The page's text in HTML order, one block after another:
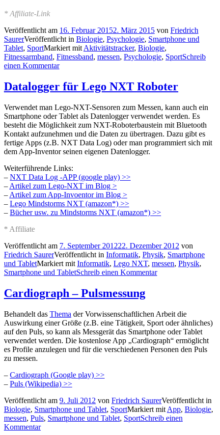
* Affiliate-Link
Veröffentlicht am 16. Februar 20152. März 2015 von Friedrich
SaurerVeröffentlicht in Biologie, Psychologie, Smartphone und
Tablet, SportMarkiert mit Aktivitätstracker, Biologie,
Fitnessarmband, Fitnessband, messen, Psychologie, SportSchreib
einen Kommentar
Datalogger für Lego NXT Roboter
Verwendet man Lego-NXT-Sensoren zum Messen, kann auch ein
Smartphone oder Tablet als Datenlogger verwendet werden. Es
besteht die Möglichkeit zum NXT-Roboterbaustein mit Bluetooth
Kontakt aufzunehmen und die Daten zu übertragen. Dazu gibt es
fertige Apps (z.B. NXT Data Log) oder man programmiert sich mit
dem App-Inventor seinen eigenen Datenlogger.
Weiterführende Links:
– NXT Data Log -APP (google play) >>
– Artikel zum Lego-NXT im Blog >
– Artikel zum App-Invoentor im Blog >
– Lego Mindstorms NXT (amazon*) >>
– Bücher usw. zu Mindstorms NXT (amazon*) >>
* Affiliate
Veröffentlicht am 7. September 201222. Dezember 2012 von
Friedrich SaurerVeröffentlicht in Informatik, Physik, Smartphone
und TabletMarkiert mit Informatik, Lego NXT, messen, Physik,
Smartphone und TabletSchreib einen Kommentar
Cardiograph – Pulsmessung
Behandelt das Thema der Vorwissenschaftlichen Arbeit die
Auswirkung einer Größe (z.B. eine Tätigkeit, Sport oder ähnliches)
auf den Puls, so kann als Messgerät das Smartphone oder Tablet
verwendet werden. Die kostenlose App „Cardiograph“ ermöglicht
es Profile anzulegen und für die verschiedenen Personen den Puls
zu messen.
– Cardiograph (Google play) >>
– Puls (Wikipedia) >>
Veröffentlicht am 9. Juli 2012 von Friedrich SaurerVeröffentlicht in
Biologie, Smartphone und Tablet, SportMarkiert mit App, Biologie,
messen, Puls, Smartphone und Tablet, SportSchreib einen
Kommentar